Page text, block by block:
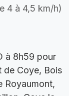
4 à 4,5 km/h)
à 8h59 pour
de Coye, Bois
Royaumont,